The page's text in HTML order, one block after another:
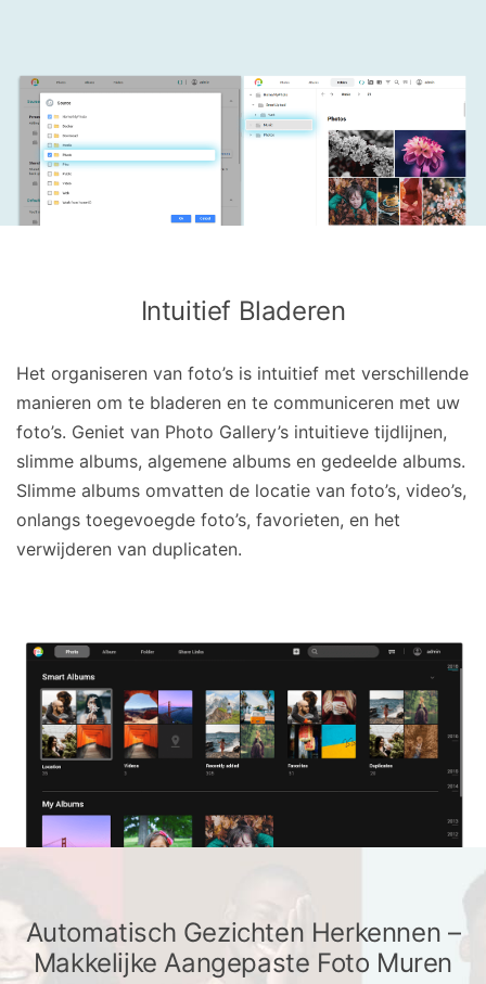
Intuitief Bladeren
Het organiseren van foto’s is intuitief met verschillende
manieren om te bladeren en te communiceren met uw
foto’s. Geniet van Photo Gallery’s intuitieve tijdlijnen,
slimme albums, algemene albums en gedeelde albums.
Slimme albums omvatten de locatie van foto’s, video’s,
onlangs toegevoegde foto’s, favorieten, en het
verwijderen van duplicaten.
Automatisch Gezichten Herkennen –
Makkelijke Aangepaste Foto Muren